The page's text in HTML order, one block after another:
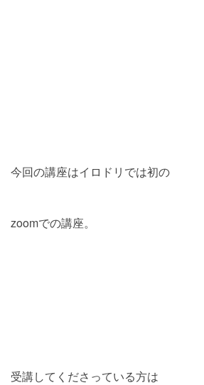
今回の講座はイロドリでは初の
zoomでの講座。
受講してくださっている方は